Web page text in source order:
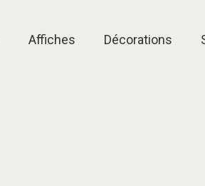
Affiches Décorations